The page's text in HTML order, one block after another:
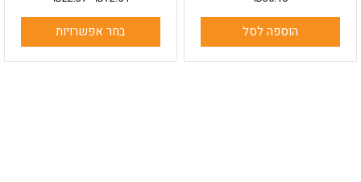
הוספה לסל בחר אפשרויות